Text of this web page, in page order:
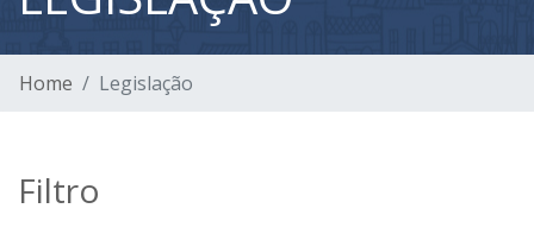
Home Legislação
Filtro